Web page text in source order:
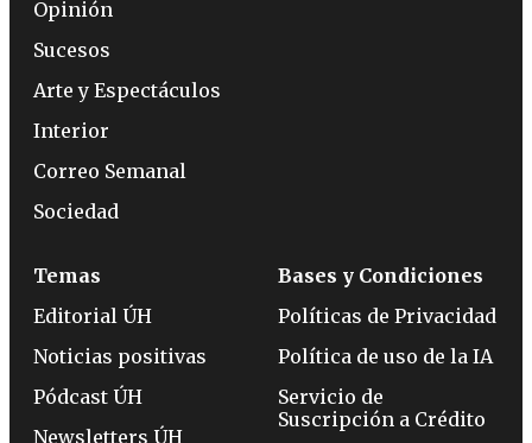
Opinión
Sucesos
Arte y Espectáculos
Interior
Correo Semanal
Sociedad
Temas
Editorial ÚH
Noticias positivas
Pódcast ÚH
Newsletters ÚH
Bases y Condiciones
Políticas de Privacidad
Política de uso de la IA
Servicio de
Suscripción a Crédito